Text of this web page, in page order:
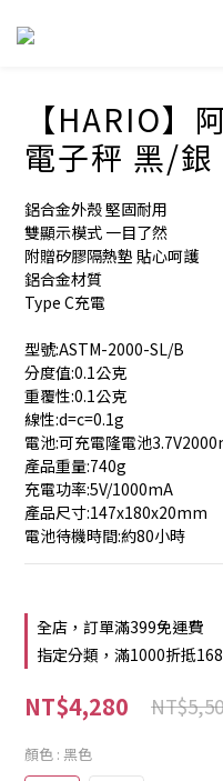
【HARIO】
電子秤 黑/
鋁合金外殼 堅固耐用
雙顯示模式 一目了然
附贈矽膠隔熱墊 貼心呵護
鋁合金材質
Type C充電
型號:ASTM-2000-SL/B
分度值:0.1公克
重覆性:0.1公克
線性:d=c=0.1g
電池:可充電隆電池
產品重量:740g
充電功率:5V/1000mA
產品尺寸:147x180x20mm
電池待機時間:約80小時
全店，訂單滿399免運費
指定分類，滿1000折抵168
NT$4,280
顏色 : 黑色